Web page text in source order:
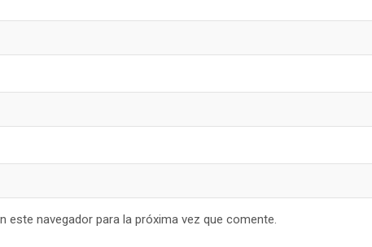
este navegador para la próxima vez que comente.